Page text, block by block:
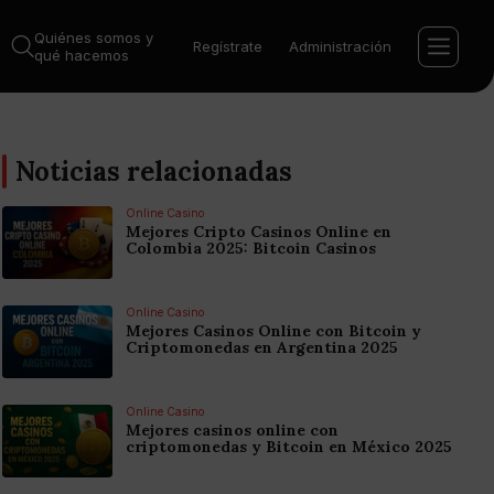
Quiénes somos y
qué hacemos
Regístrate Administración
Noticias relacionadas
Online Casino
Mejores Cripto Casinos Online en
Colombia 2025: Bitcoin Casinos
Online Casino
Mejores Casinos Online con Bitcoin y
Criptomonedas en Argentina 2025
Online Casino
Mejores casinos online con
criptomonedas y Bitcoin en México 2025